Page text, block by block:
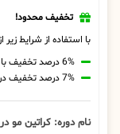
تخفیف محدود!
با استفاده از شرایط زیر از 13 درصد تخفیف بهره مند شوید.
6% درصد تخفیف با استفاده از کد تخفیف 20806
7% درصد تخفیف درصورت پرداخت شهریه با رمزارز
نام دوره: کراتین مو